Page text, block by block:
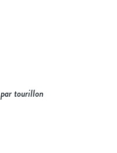
tourillon